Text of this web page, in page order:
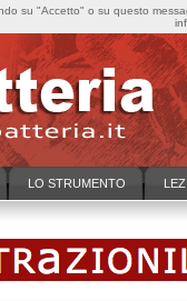
LO STRUMENTO
su "Accetto" o su questo